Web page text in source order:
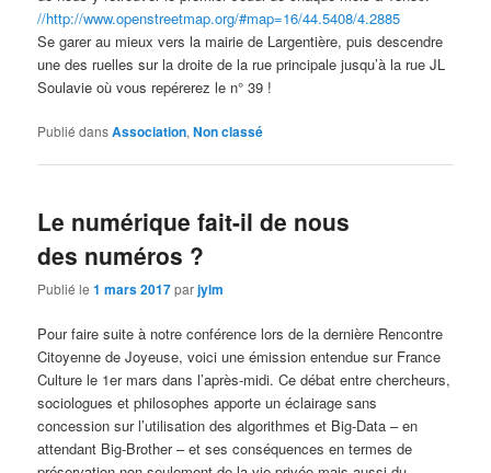
//http://www.openstreetmap.org/#map=16/44.5408/4.2885
Se garer au mieux vers la mairie de Largentière, puis descendre
une des ruelles sur la droite de la rue principale jusqu’à la rue JL
Soulavie où vous repérerez le n° 39 !
Publié dansAssociation,Non classé
Le numérique fait-il de nous
des numéros ?
Publié le1 mars 2017parjylm
Pour faire suite à notre conférence lors de la dernière Rencontre
Citoyenne de Joyeuse, voici une émission entendue sur France
Culture le 1er mars dans l’après-midi. Ce débat entre chercheurs,
sociologues et philosophes apporte un éclairage sans
concession sur l’utilisation des algorithmes et Big-Data – en
attendant Big-Brother – et ses conséquences en termes de